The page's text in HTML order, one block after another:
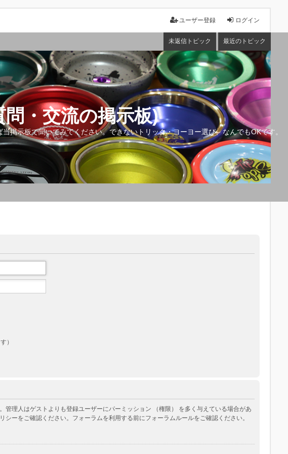
ログイン
ユーザー登録
未返信トピック 最近のトピック
・交流の掲示板)
示板で聞いてみてください。できないトリック・ヨーヨー選び、なんでもOKです。
）
理人はゲストよりも登録ユーザーにパーミッション （権限） を多く与えている場合があ
ーをご確認ください。フォーラムを利用する前にフォーラムルールをご確認ください。